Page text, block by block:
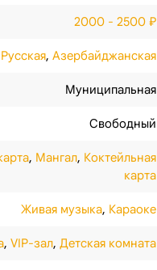
2000 - 2500 ₽
Русская, Азербайджанская
Муниципальная
Свободный
, Мангал, Коктейльная
карта
Живая музыка, Караоке
, VIP-зал, Детская комната